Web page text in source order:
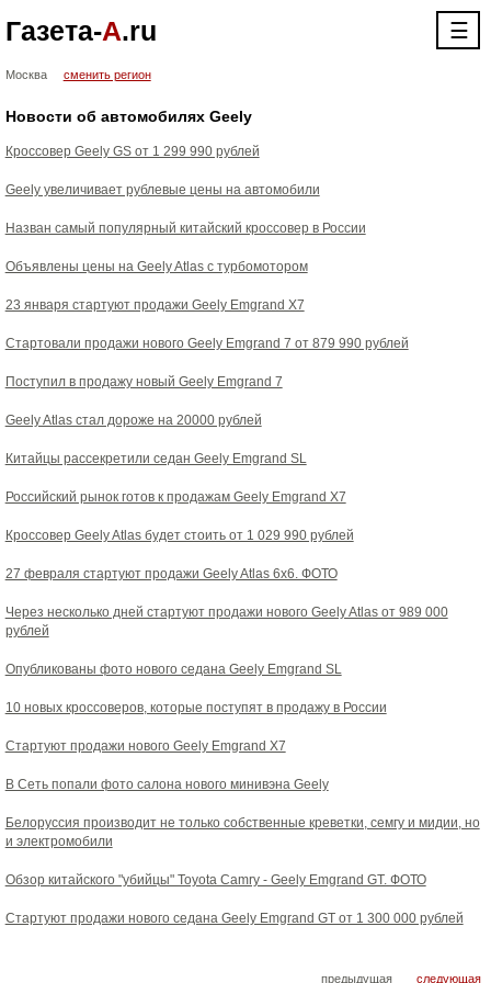
Газета-А.ru ☰
Москва сменить регион
Новости об автомобилях Geely
Кроссовер Geely GS от 1 299 990 рублей
Geely увеличивает рублевые цены на автомобили
Назван самый популярный китайский кроссовер в России
Объявлены цены на Geely Atlas с турбомотором
23 января стартуют продажи Geely Emgrand X7
Стартовали продажи нового Geely Emgrand 7 от 879 990 рублей
Поступил в продажу новый Geely Emgrand 7
Geely Atlas стал дороже на 20000 рублей
Китайцы рассекретили седан Geely Emgrand SL
Российский рынок готов к продажам Geely Emgrand X7
Кроссовер Geely Atlas будет стоить от 1 029 990 рублей
27 февраля стартуют продажи Geely Atlas 6х6. ФОТО
Через несколько дней стартуют продажи нового Geely Atlas от 989 000
рублей
Опубликованы фото нового седана Geely Emgrand SL
10 новых кроссоверов, которые поступят в продажу в России
Стартуют продажи нового Geely Emgrand X7
В Сеть попали фото салона нового минивэна Geely
Белоруссия производит не только собственные креветки, семгу и мидии, но
и электромобили
Обзор китайского "убийцы" Toyota Camry - Geely Emgrand GT. ФОТО
Стартуют продажи нового седана Geely Emgrand GT от 1 300 000 рублей
предыдущая следующая